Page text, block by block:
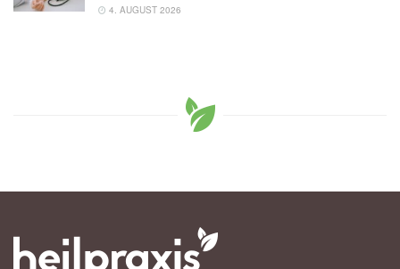
4. AUGUST 2026